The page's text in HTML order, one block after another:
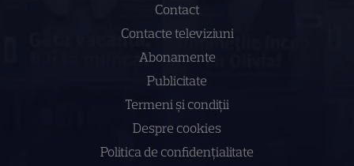
Contact
Contacte televiziuni
Abonamente
Publicitate
Termeni și condiții
Despre cookies
Politica de confidenţialitate